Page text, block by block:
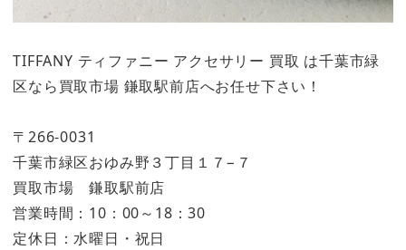
TIFFANY ティファニー アクセサリー 買取 は千葉市緑
区なら買取市場 鎌取駅前店へお任せ下さい！
〒266-0031
千葉市緑区おゆみ野３丁目１７−７
買取市場 鎌取駅前店
営業時間：10：00～18：30
定休日：水曜日・祝日